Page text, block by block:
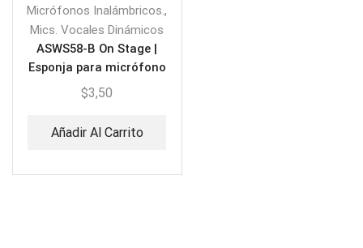
Micrófonos Inalámbricos.,
Mics. Vocales Dinámicos
ASWS58-B On Stage |
Esponja para micrófono
$3,50
Añadir Al Carrito